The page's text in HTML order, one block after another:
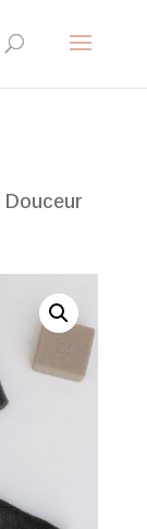
Douceur